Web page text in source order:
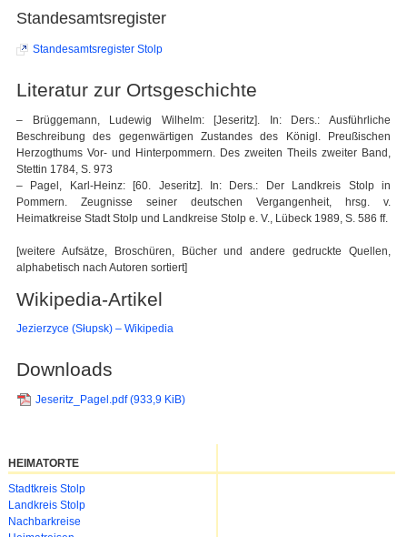
Standesamtsregister
Standesamtsregister Stolp
Literatur zur Ortsgeschichte
– Brüggemann, Ludewig Wilhelm: [Jeseritz]. In: Ders.: Ausführliche
Beschreibung des gegenwärtigen Zustandes des Königl. Preußischen
Herzogthums Vor- und Hinterpommern. Des zweiten Theils zweiter Band,
Stettin 1784, S. 973
– Pagel, Karl-Heinz: [60. Jeseritz]. In: Ders.: Der Landkreis Stolp in
Pommern. Zeugnisse seiner deutschen Vergangenheit, hrsg. v.
Heimatkreise Stadt Stolp und Landkreise Stolp e. V., Lübeck 1989, S. 586 ff.
[weitere Aufsätze, Broschüren, Bücher und andere gedruckte Quellen,
alphabetisch nach Autoren sortiert]
Wikipedia-Artikel
Jezierzyce (Słupsk) – Wikipedia
Downloads
Jeseritz_Pagel.pdf(933,9 KiB)
HEIMATORTE
Navigation
überspringen
Stadtkreis Stolp
Landkreis Stolp
Nachbarkreise